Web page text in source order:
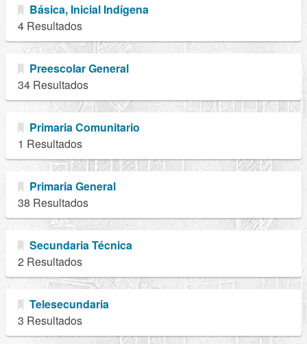
Básica, Inicial Indígena
4 Resultados
Preescolar General
34 Resultados
Primaria Comunitario
1 Resultados
Primaria General
38 Resultados
Secundaria Técnica
2 Resultados
Telesecundaria
3 Resultados